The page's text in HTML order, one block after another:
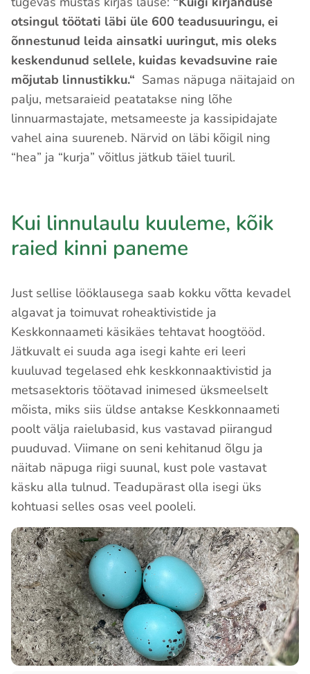
otsingul töötati läbi üle 600 teadusuuringu, ei
õnnestunud leida ainsatki uuringut, mis oleks
keskendunud sellele, kuidas kevadsuvine raie
mõjutab linnustikku.“ Samas näpuga näitajaid on
palju, metsaraieid peatatakse ning lõhe
linnuarmastajate, metsameeste ja kassipidajate
vahel aina suureneb. Närvid on läbi kõigil ning
“hea” ja “kurja” võitlus jätkub täiel tuuril.
Kui linnulaulu kuuleme, kõik
raied kinni paneme
Just sellise lööklausega saab kokku võtta kevadel
algavat ja toimuvat roheaktivistide ja
Keskkonnaameti käsikäes tehtavat hoogtööd.
Jätkuvalt ei suuda aga isegi kahte eri leeri
kuuluvad tegelased ehk keskkonnaaktivistid ja
metsasektoris töötavad inimesed üksmeelselt
mõista, miks siis üldse antakse Keskkonnaameti
poolt välja raielubasid, kus vastavad piirangud
puuduvad. Viimane on seni kehitanud õlgu ja
näitab näpuga riigi suunal, kust pole vastavat
käsku alla tulnud. Teadupärast olla isegi üks
kohtuasi selles osas veel pooleli.